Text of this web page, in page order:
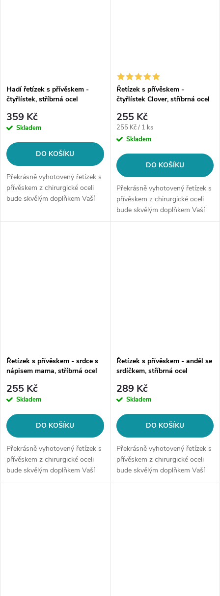
Hadí řetízek s přívěskem -
čtyřlístek, stříbrná ocel
359 Kč
Skladem
DO KOŠÍKU
Překrásně vyhotovený řetízek s
přívěskem z chirurgické oceli
bude skvělým doplňkem Vaší
chirurgická ocel 316L Délka
Řetízek s přívěskem -
čtyřlístek Clover, stříbrná ocel
255 Kč
Měrná
cena:
255 Kč / 1 ks
Skladem
DO KOŠÍKU
Překrásně vyhotovený řetízek s
přívěskem z chirurgické oceli
bude skvělým doplňkem Vaší
kolekce
Řetízek s přívěskem - srdce s
nápisem mama, stříbrná ocel
255 Kč
Skladem
DO KOŠÍKU
Překrásně vyhotovený řetízek s
přívěskem z chirurgické oceli
bude skvělým doplňkem Vaší
kolekce šperků. Materiál:
Řetízek s přívěskem - anděl se
srdíčkem, stříbrná ocel
289 Kč
Skladem
DO KOŠÍKU
Překrásně vyhotovený řetízek s
přívěskem z chirurgické oceli
bude skvělým doplňkem Vaší
kolekce šperků. Materiál: